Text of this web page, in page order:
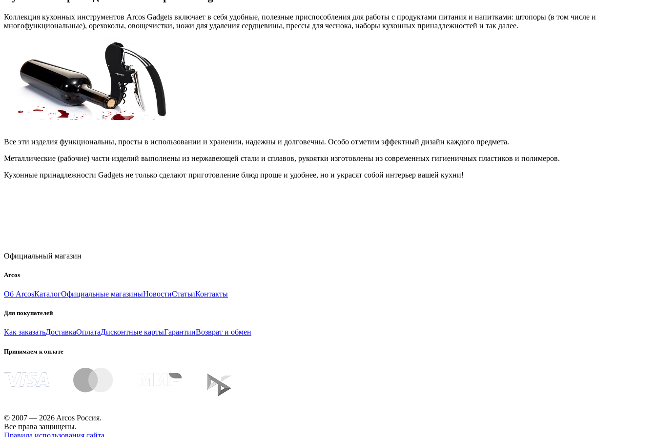
Коллекция кухонных инструментов Arcos Gadgets включает в себя удобные, полезные приспособления для работы с продуктами питания и напитками: штопоры (в том числе и
многофункциональные), орехоколы, овощечистки, ножи для удаления сердцевины, прессы для чеснока, наборы кухонных принадлежностей и так далее.
Все эти изделия функциональны, просты в использовании и хранении, надежны и долговечны. Особо отметим эффектный дизайн каждого предмета.
Металлические (рабочие) части изделий выполнены из нержавеющей стали и сплавов, рукоятки изготовлены из современных гигиеничных пластиков и полимеров.
Кухонные принадлежности Gadgets не только сделают приготовление блюд проще и удобнее, но и украсят собой интерьер вашей кухни!
Официальный магазин
Arcos
Об ArcosКаталогОфициальные магазиныНовостиСтатьиКонтакты
Для покупателей
Как заказатьДоставкаОплатаДисконтные картыГарантииВозврат и обмен
Принимаем к оплате
© 2007 — 2026 Arcos Россия.
Все права защищены.
Правила использования сайта